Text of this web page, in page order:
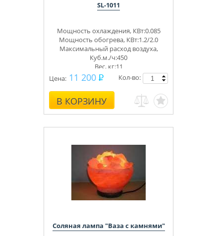
SL-1011
Мощность охлаждения, КВт:0.085
Мощность обогрева, КВт:1.2/2.0
Максимальный расход воздуха,
Куб.м./ч:450
Вес, кг:11
Цена: 11 200
В КОРЗИНУ
Кол-во:
Соляная лампа "Ваза с камнями"